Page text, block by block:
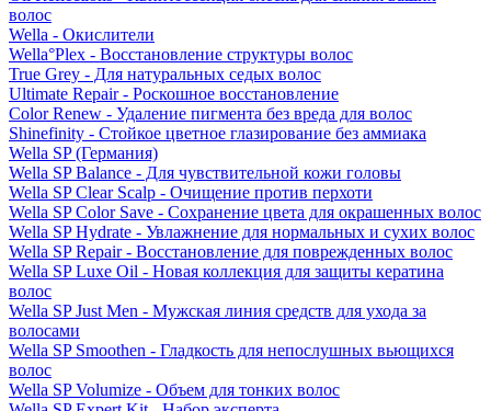
волос
Wella - Окислители
Wella°Plex - Восстановление структуры волос
True Grey - Для натуральных седых волос
Ultimate Repair - Роскошное восстановление
Color Renew - Удаление пигмента без вреда для волос
Shinefinity - Стойкое цветное глазирование без аммиака
Wella SP (Германия)
Wella SP Balance - Для чувствительной кожи головы
Wella SP Clear Scalp - Очищение против перхоти
Wella SP Color Save - Сохранение цвета для окрашенных волос
Wella SP Hydrate - Увлажнение для нормальных и сухих волос
Wella SP Repair - Восстановление для поврежденных волос
Wella SP Luxe Oil - Новая коллекция для защиты кератина
волос
Wella SP Just Men - Мужская линия средств для ухода за
волосами
Wella SP Smoothen - Гладкость для непослушных вьющихся
волос
Wella SP Volumize - Объем для тонких волос